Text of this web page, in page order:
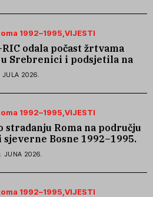
1992–1995 VIJESTI
odala počast žrtvama
Srebrenici i podsjetila na
iz Skočića
JULA 2026.
1992–1995 VIJESTI
stradanju Roma na području
Bosne 1992–1995.
JUNA 2026.
1992–1995 VIJESTI